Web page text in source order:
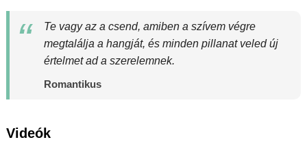
Te vagy az a csend, amiben a szívem végre
megtalálja a hangját, és minden pillanat veled új
értelmet ad a szerelemnek.
Romantikus
Videók